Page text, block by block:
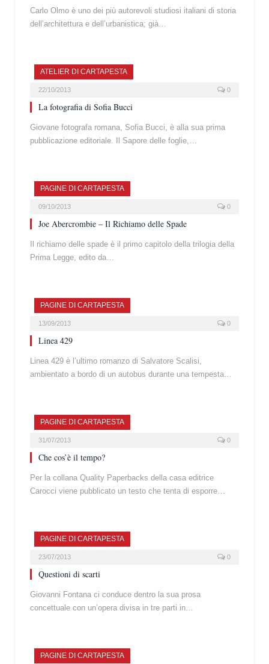
Carlo Olmo è uno dei più autorevoli studiosi italiani di storia
dell’architettura e dell’urbanistica; già…
ATELIER DI CARTAPESTA
22/10/2013 0
La fotografia di Sofia Bucci
Giovane fotografa romana, Sofia Bucci, è alla sua prima
pubblicazione editoriale. Il Sapore delle foglie,…
PAGINE DI CARTAPESTA
09/10/2013 0
Joe Abercrombie – Il Richiamo delle Spade
Il richiamo delle spade è il primo capitolo della trilogia della
Prima Legge, edito da…
PAGINE DI CARTAPESTA
13/09/2013 0
Linea 429
Linea 429 è l’ultimo romanzo di Salvatore Scalisi,
ambientato a bordo di un autobus durante una tempesta…
PAGINE DI CARTAPESTA
31/07/2013 0
Che cos’è il tempo?
Per la collana Quality Paperbacks della casa editrice
Carocci viene pubblicato un testo che tenta di esporre…
PAGINE DI CARTAPESTA
23/07/2013 0
Questioni di scarti
Giovanni Fontana ci conduce dentro la sua prosa
concettuale con un’opera divisa in tre parti in…
PAGINE DI CARTAPESTA